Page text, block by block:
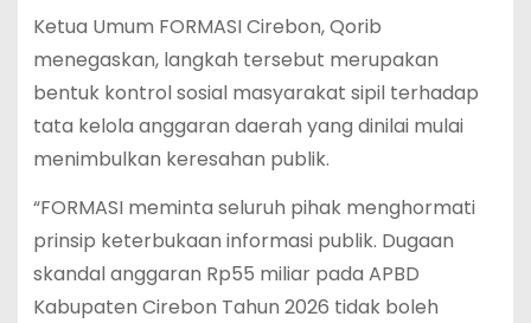
Ketua Umum FORMASI Cirebon, Qorib
menegaskan, langkah tersebut merupakan
bentuk kontrol sosial masyarakat sipil terhadap
tata kelola anggaran daerah yang dinilai mulai
menimbulkan keresahan publik.
“FORMASI meminta seluruh pihak menghormati
prinsip keterbukaan informasi publik. Dugaan
skandal anggaran Rp55 miliar pada APBD
Kabupaten Cirebon Tahun 2026 tidak boleh